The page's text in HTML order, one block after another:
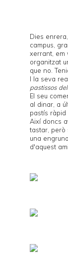
Dies
campus,
xerrant, em
organitzat
que no.
I la seva
pastissos
El seu
al dinar, a
pastís ràpid
Així doncs
tastar, però
una
d'aquest